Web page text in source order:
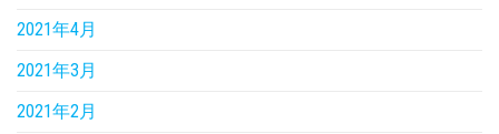
2021年4月
2021年3月
2021年2月